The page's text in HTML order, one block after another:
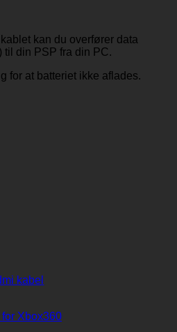
kan du overfører data
til din PSP fra din PC.
for at batteriet ikke aflades.
Xbox360